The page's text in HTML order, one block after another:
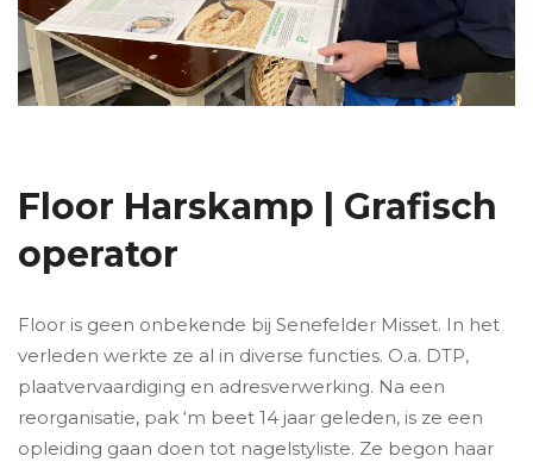
Floor Harskamp | Grafisch
operator
Floor is geen onbekende bij Senefelder Misset. In het
verleden werkte ze al in diverse functies. O.a. DTP,
plaatvervaardiging en adresverwerking. Na een
reorganisatie, pak ‘m beet 14 jaar geleden, is ze een
opleiding gaan doen tot nagelstyliste. Ze begon haar